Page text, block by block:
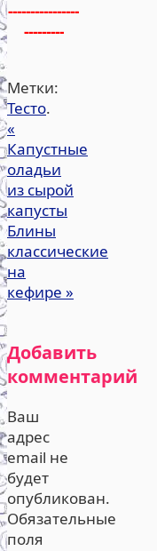
----------------
---------
Метки:
Тесто.
«
Капустные
оладьи
из сырой
капусты
Блины
классические
на
кефире »
Добавить
комментарий
Ваш
адрес
email не
будет
опубликован.
Обязательные
поля